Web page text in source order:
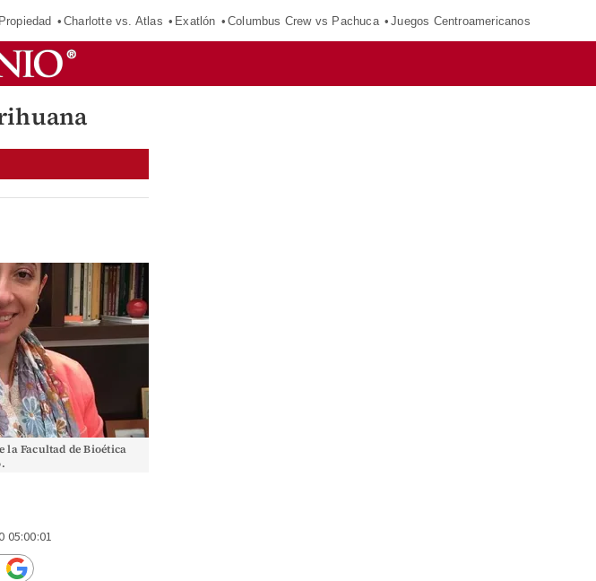
Propiedad Charlotte vs. Atlas Exatlón Columbus Crew vs Pachuca Juegos Centroamericanos
la Facultad de Bioética
05:00:01